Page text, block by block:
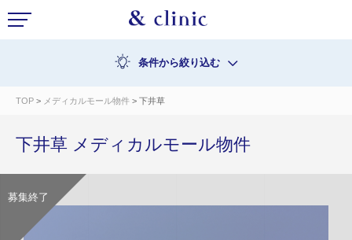
条件から絞り込む
TOP > メディカルモール物件 > 下井草
下井草 メディカルモール物件
募集終了